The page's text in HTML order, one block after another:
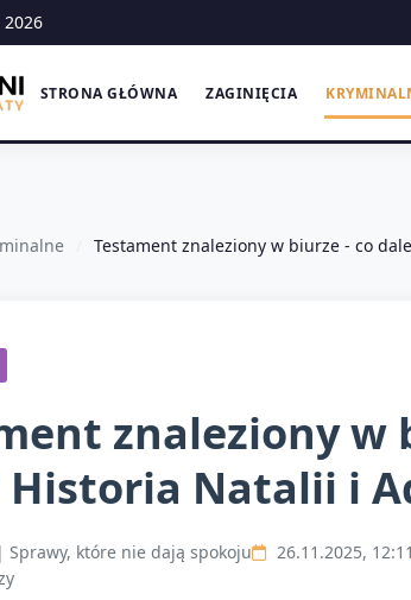
STRONA GŁÓWNA ZAGINIĘCIA
Testament znaleziony w biurze - co
znaleziony w
Historia Natalii i
Sprawy, które nie dają spokoju 26.11.2025, 12:11